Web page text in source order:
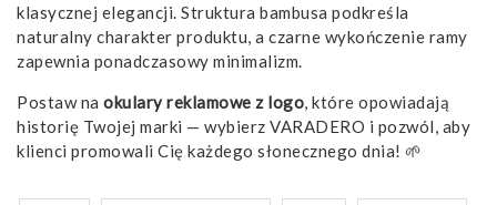
klasycznej elegancji. Struktura bambusa podkreśla
naturalny charakter produktu, a czarne wykończenie ramy
zapewnia ponadczasowy minimalizm.
Postaw na okulary reklamowe z logo, które opowiadają
historię Twojej marki — wybierz VARADERO i pozwól, aby
klienci promowali Cię każdego słonecznego dnia! 🌱